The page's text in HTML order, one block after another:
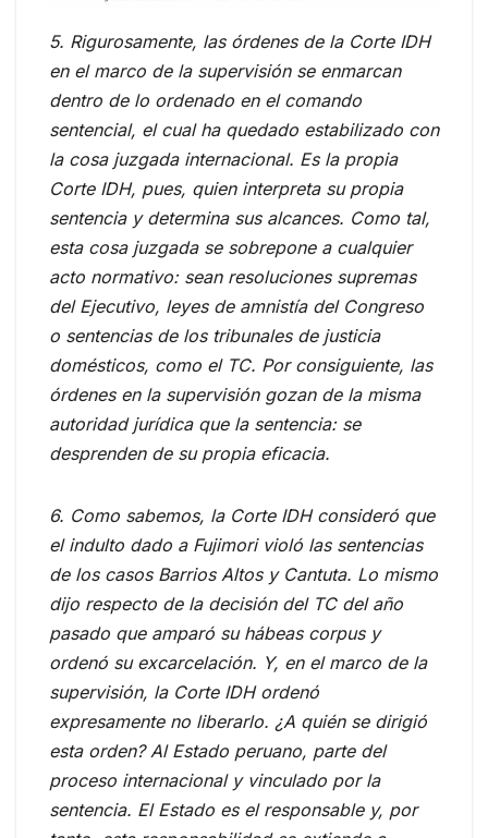
5. Rigurosamente, las órdenes de la Corte IDH
en el marco de la supervisión se enmarcan
dentro de lo ordenado en el comando
sentencial, el cual ha quedado estabilizado con
la cosa juzgada internacional. Es la propia
Corte IDH, pues, quien interpreta su propia
sentencia y determina sus alcances. Como tal,
esta cosa juzgada se sobrepone a cualquier
acto normativo: sean resoluciones supremas
del Ejecutivo, leyes de amnistía del Congreso
o sentencias de los tribunales de justicia
domésticos, como el TC. Por consiguiente, las
órdenes en la supervisión gozan de la misma
autoridad jurídica que la sentencia: se
desprenden de su propia eficacia.
6. Como sabemos, la Corte IDH consideró que
el indulto dado a Fujimori violó las sentencias
de los casos Barrios Altos y Cantuta. Lo mismo
dijo respecto de la decisión del TC del año
pasado que amparó su hábeas corpus y
ordenó su excarcelación. Y, en el marco de la
supervisión, la Corte IDH ordenó
expresamente no liberarlo. ¿A quién se dirigió
esta orden? Al Estado peruano, parte del
proceso internacional y vinculado por la
sentencia. El Estado es el responsable y, por